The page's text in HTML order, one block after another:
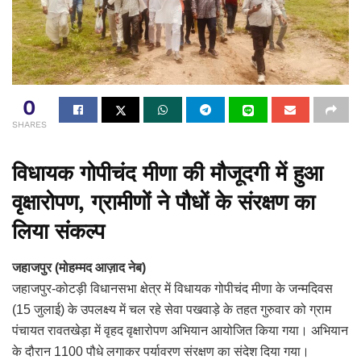
0
SHARES
विधायक गोपीचंद मीणा की मौजूदगी में हुआ
वृक्षारोपण, ग्रामीणों ने पौधों के संरक्षण का
लिया संकल्प
जहाजपुर (मोहम्मद आज़ाद नेब)
जहाजपुर-कोटड़ी विधानसभा क्षेत्र में विधायक गोपीचंद मीणा के जन्मदिवस
(15 जुलाई) के उपलक्ष्य में चल रहे सेवा पखवाड़े के तहत गुरुवार को ग्राम
पंचायत रावतखेड़ा में वृहद वृक्षारोपण अभियान आयोजित किया गया। अभियान
के दौरान 1100 पौधे लगाकर पर्यावरण संरक्षण का संदेश दिया गया।